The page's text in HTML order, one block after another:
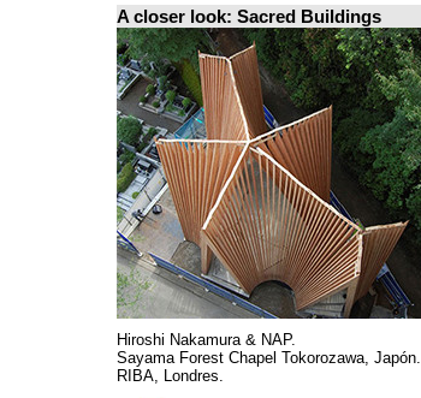
A closer look: Sacred Buildings
Hiroshi Nakamura & NAP.
Sayama Forest Chapel Tokorozawa, Japón.
RIBA, Londres.